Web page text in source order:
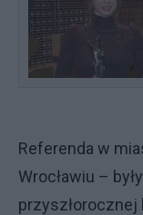
Referenda w
Wrocławiu –